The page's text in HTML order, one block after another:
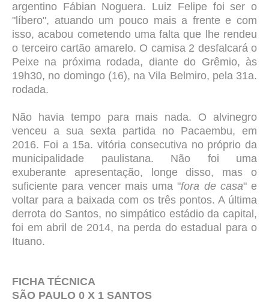
argentino Fábian Noguera. Luiz Felipe foi ser o
"líbero", atuando um pouco mais a frente e com
isso, acabou cometendo uma falta que lhe rendeu
o terceiro cartão amarelo. O camisa 2 desfalcará o
Peixe na próxima rodada, diante do Grêmio, às
19h30, no domingo (16), na Vila Belmiro, pela 31a.
rodada.
Não havia tempo para mais nada. O alvinegro
venceu a sua sexta partida no Pacaembu, em
2016. Foi a 15a. vitória consecutiva no próprio da
municipalidade paulistana. Não foi uma
exuberante apresentação, longe disso, mas o
suficiente para vencer mais uma "fora de casa" e
voltar para a baixada com os três pontos. A última
derrota do Santos, no simpático estádio da capital,
foi em abril de 2014, na perda do estadual para o
Ituano.
FICHA TÉCNICA
SÃO PAULO 0 X 1 SANTOS